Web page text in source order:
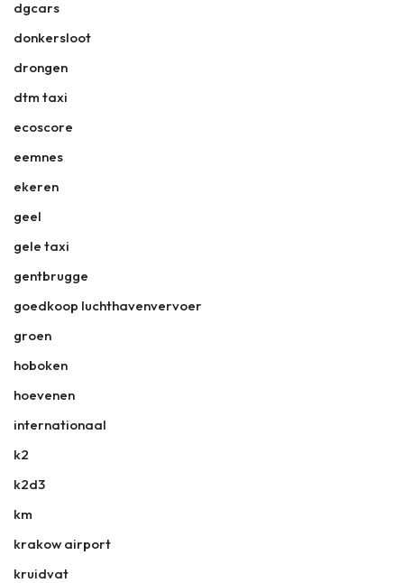
dgcars
donkersloot
drongen
dtm taxi
ecoscore
eemnes
ekeren
geel
gele taxi
gentbrugge
goedkoop luchthavenvervoer
groen
hoboken
hoevenen
internationaal
k2
k2d3
km
krakow airport
kruidvat